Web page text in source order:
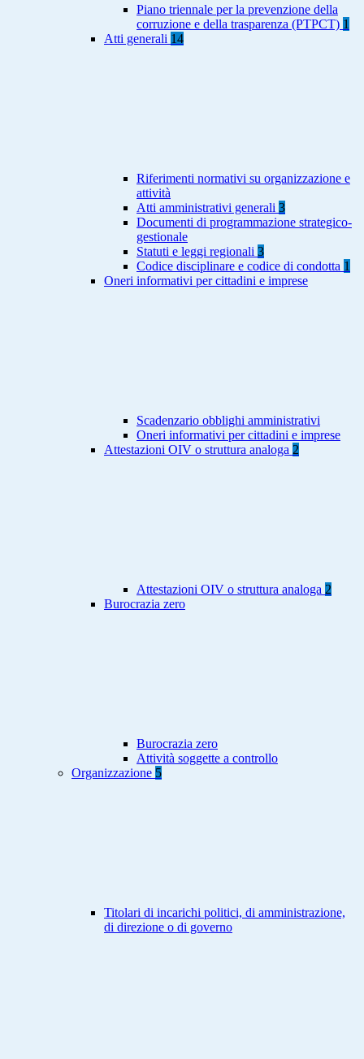
Piano triennale per la prevenzione della
corruzione e della trasparenza (PTPCT) 1
Atti generali 14
Riferimenti normativi su organizzazione e
attività
Atti amministrativi generali 3
Documenti di programmazione strategico-
gestionale
Statuti e leggi regionali 3
Codice disciplinare e codice di condotta 1
Oneri informativi per cittadini e imprese
Scadenzario obblighi amministrativi
Oneri informativi per cittadini e imprese
Attestazioni OIV o struttura analoga 2
Attestazioni OIV o struttura analoga 2
Burocrazia zero
Burocrazia zero
Attività soggette a controllo
Organizzazione 5
Titolari di incarichi politici, di amministrazione,
di direzione o di governo